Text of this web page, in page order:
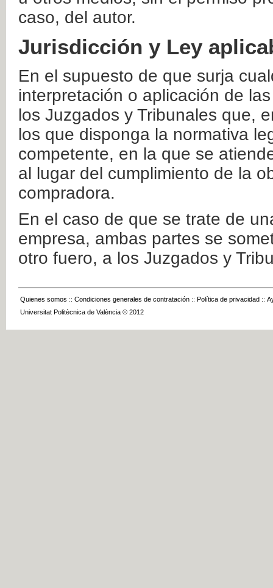
caso, del autor.
Jurisdicción y Ley
En el supuesto de que surja
interpretación o aplicación de
los Juzgados y Tribunales que,
los que disponga la normativa
competente, en la que se
al lugar del cumplimiento de la
compradora.
En el caso de que se trate de
empresa, ambas partes se
otro fuero, a los Juzgados y
Quienes somos :: Condiciones generales de contratación :: Política de privacidad ::
Universitat Politècnica de València © 2012